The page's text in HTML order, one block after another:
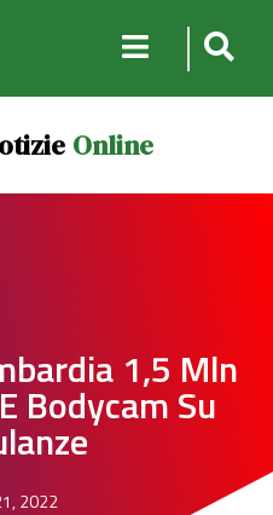
Online
1,5 Mln
Bodycam Su
2022